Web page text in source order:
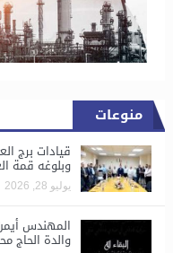
منوعات
قيادات برج
وبلوغه قمة
يوليو 28, 2026
المهندس
والدة الحاج